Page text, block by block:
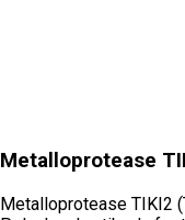
Metalloprotease
Metalloprotease TIKI2